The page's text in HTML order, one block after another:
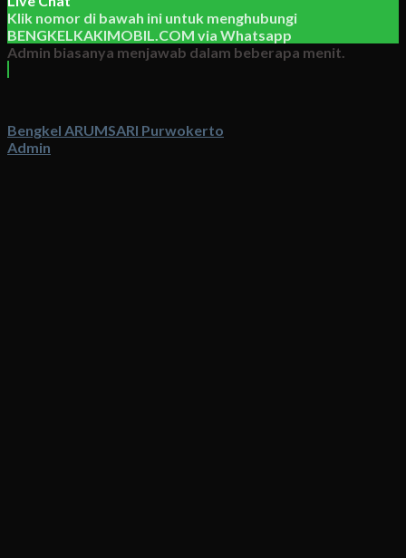
Klik nomor di bawah ini untuk menghubungi
BENGKELKAKIMOBIL.COM via Whatsapp
Admin biasanya menjawab dalam beberapa menit.
Bengkel ARUMSARI Purwokerto
Admin